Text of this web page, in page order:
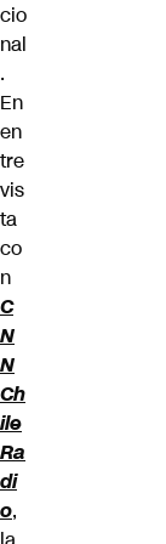
cio
nal
.
En
en
tre
vis
ta
co
n
C
N
N
Ch
ile
Ra
di
o,